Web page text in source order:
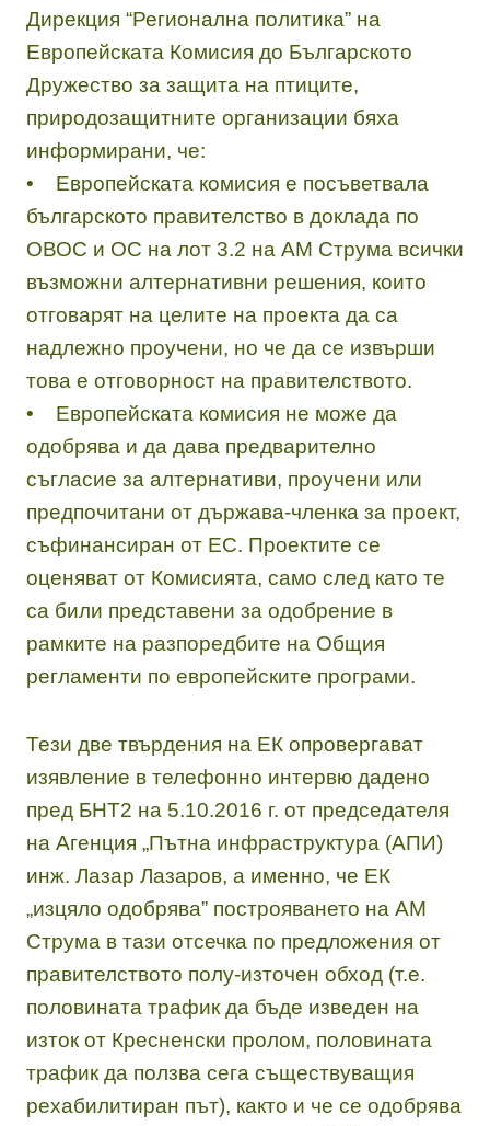
Дирекция “Регионална политика” на
Европейската Комисия до Българското
Дружество за защита на птиците,
природозащитните организации бяха
информирани, че:
• Европейската комисия е посъветвала
българското правителство в доклада по
ОВОС и ОС на лот 3.2 на АМ Струма всички
възможни алтернативни решения, които
отговарят на целите на проекта да са
надлежно проучени, но че да се извърши
това е отговорност на правителството.
• Европейската комисия не може да
одобрява и да дава предварително
съгласие за алтернативи, проучени или
предпочитани от държава-членка за проект,
съфинансиран от ЕС. Проектите се
оценяват от Комисията, само след като те
са били представени за одобрение в
рамките на разпоредбите на Общия
регламенти по европейските програми.
Тези две твърдения на ЕК опровергават
изявление в телефонно интервю дадено
пред БНТ2 на 5.10.2016 г. от председателя
на Агенция „Пътна инфраструктура (АПИ)
инж. Лазар Лазаров, а именно, че ЕК
„изцяло одобрява” построяването на АМ
Струма в тази отсечка по предложения от
правителството полу-източен обход (т.е.
половината трафик да бъде изведен на
изток от Кресненски пролом, половината
трафик да ползва сега съществуващия
рехабилитиран път), както и че се одобрява